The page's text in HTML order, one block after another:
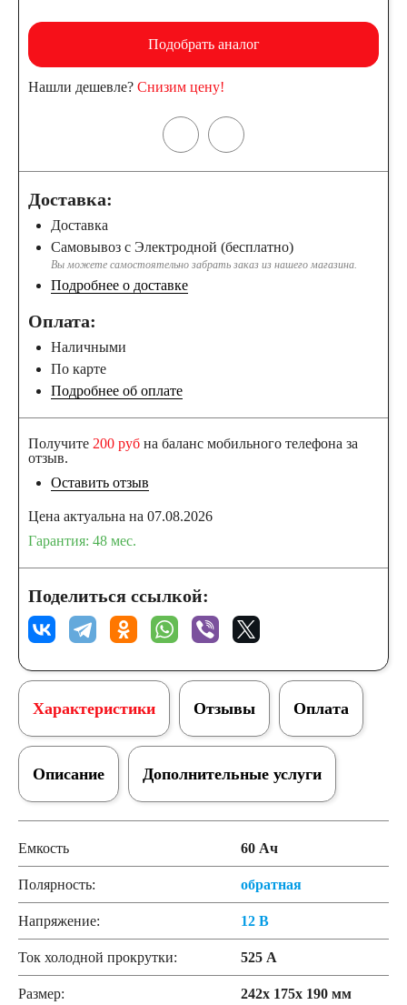
Подобрать аналог
Нашли дешевле? Снизим цену!
Доставка:
Доставка
Самовывоз с Электродной (бесплатно)
Вы можете самостоятельно забрать заказ из нашего магазина.
Подробнее о доставке
Оплата:
Наличными
По карте
Подробнее об оплате
Получите 200 руб на баланс мобильного телефона за
отзыв.
Оставить отзыв
Цена актуальна на 07.08.2026
Гарантия: 48 мес.
Поделиться ссылкой:
Характеристики
Дополнительные услуги
Отзывы Оплата
Описание
Емкость 60 Ач
Полярность: обратная
Напряжение: 12 В
Ток холодной прокрутки: 525 А
Размер: 242x 175x 190 мм